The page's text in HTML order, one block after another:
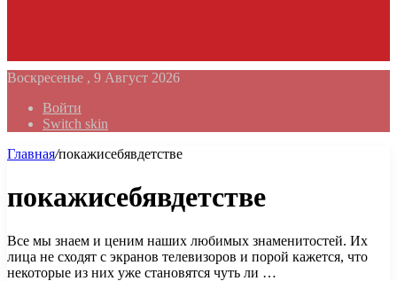
Воскресенье , 9 Август 2026
Войти
Switch skin
Главная/покажисебявдетстве
покажисебявдетстве
Все мы знаем и ценим наших любимых знаменитостей. Их
лица не сходят с экранов телевизоров и порой кажется, что
некоторые из них уже становятся чуть ли …